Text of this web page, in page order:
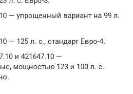
— упрощенный вариант на 99 л.
— 125 л. с., стандарт Евро-4.
и 421647.10 —
мощностью 123 и 100 л. с.